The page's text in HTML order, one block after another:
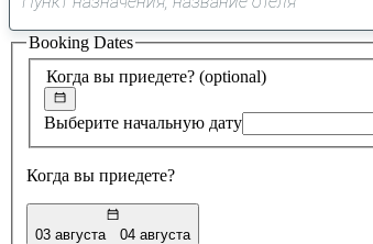
Когда вы приедете? (optional)
Выберите начальную дату
Когда вы приедете?
03 августа 04 августа
Booking Dates